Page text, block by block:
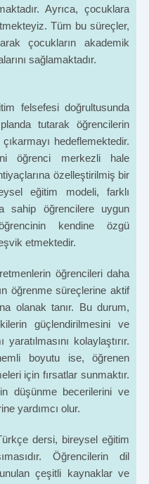
Ayrıca, çocuklara
Tüm bu süreçler,
çocukların akademik
sağlamaktadır.
felsefesi doğrultusunda
tutarak öğrencilerin
hedeflemektedir.
öğrenci merkezli hale
özelleştirilmiş bir
eğitim modeli, farklı
sahip öğrencilere uygun
kendine özgü
etmektedir.
öğrencileri daha
öğrenme süreçlerine aktif
olanak tanır. Bu durum,
güçlendirilmesini ve
kolaylaştırır.
boyutu ise, öğrenen
için fırsatlar sunmaktır.
düşünme becerilerini ve
yardımcı olur.
dersi, bireysel eğitim
Öğrencilerin dil
çeşitli kaynaklar ve